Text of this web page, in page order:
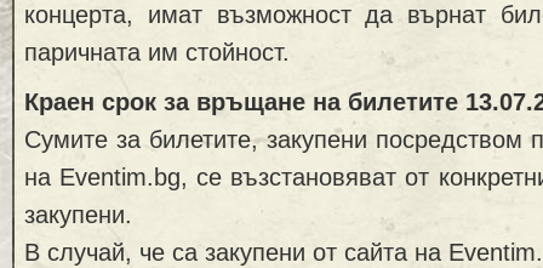
концерта, имат възможност да върнат
паричната им стойност.
Краен срок за връщане на билетите
Сумите за билетите, закупени посредством
на Eventim.bg, се възстановяват от
закупени.
В случай, че са закупени от сайта на